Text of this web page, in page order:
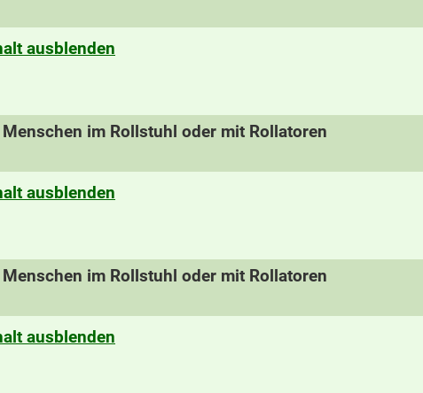
ausblenden
im Rollstuhl oder mit Rollatoren
ausblenden
im Rollstuhl oder mit Rollatoren
ausblenden